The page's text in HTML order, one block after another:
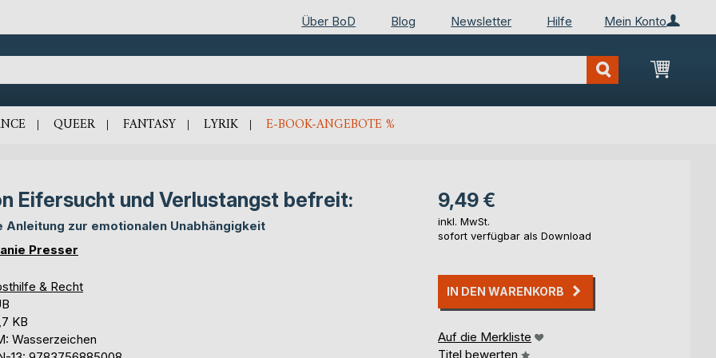
Mein Konto
Über BoD Blog Newsletter Hilfe
Mein
QUEER FANTASY LYRIK E-BOOK-ANGEBOTE %
Eifersucht und Verlustangst befreit:
Anleitung zur emotionalen Unabhängigkeit
Presser
& Recht
KB
Wasserzeichen
9,49 €
inkl. MwSt.
sofort verfügbar als Download
IN DEN WARENKORB
Auf die Merkliste
Titel bewerten